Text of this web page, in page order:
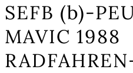
SEFB (b)-
MAVIC 1988